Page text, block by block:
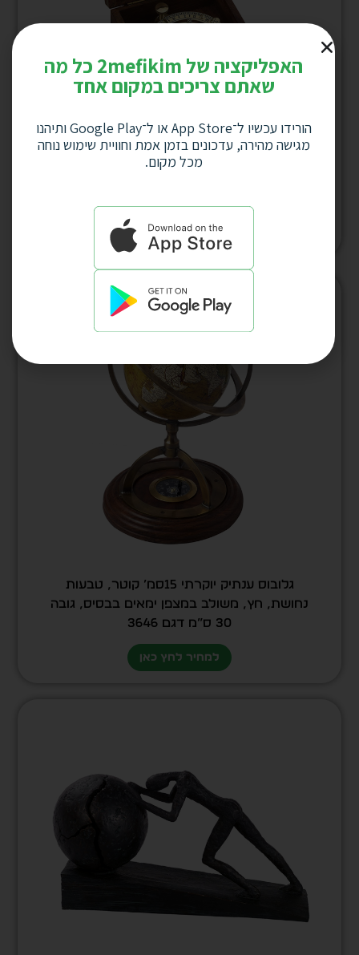
גלובוס ענתיק יוקרתי 15סמ’ קוטר, טבעות
נחושת, חץ, משולב במצפן ימאים בבסיס, גובה
30 ס”מ דגם 3646
למחיר לחץ כאן
האפליקציה של 2mefikim כל מה
שאתם צריכים במקום אחד
הורידו עכשיו ל־App Store או ל־Google Play ותיהנו
מגישה מהירה, עדכונים בזמן אמת וחוויית שימוש נוחה
מכל מקום.